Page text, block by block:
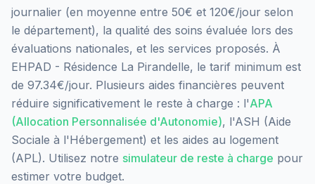
journalier (en moyenne entre 50€ et 120€/jour selon
le département), la qualité des soins évaluée lors des
évaluations nationales, et les services proposés. À
EHPAD - Résidence La Pirandelle, le tarif minimum est
de 97.34€/jour. Plusieurs aides financières peuvent
réduire significativement le reste à charge : l'APA
(Allocation Personnalisée d'Autonomie), l'ASH (Aide
Sociale à l'Hébergement) et les aides au logement
(APL). Utilisez notre simulateur de reste à charge pour
estimer votre budget.